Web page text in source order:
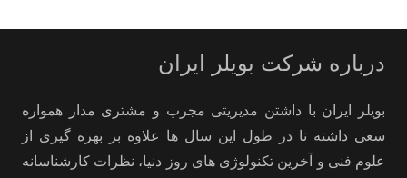
درباره شرکت بویلر ایران
بویلر ایران با داشتن مدیریتی مجرب و مشتری مدار همواره
سعی داشته تا در طول این سال ها علاوه بر بهره گیری از
علوم فنی و آخرین تکنولوژی های روز دنیا، نظرات کارشناسانه